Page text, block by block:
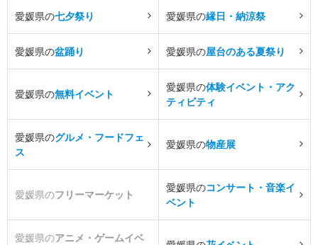
愛媛県の七夕祭り 愛媛県の縁日・納涼祭
愛媛県の盆踊り 愛媛県の屋台のある夏祭り
愛媛県の無料イベント
愛媛県の体験イベント・アク
ティビティ
愛媛県のグルメ・フードフェ
ス
愛媛県の物産展
愛媛県のフリーマーケット
愛媛県のコンサート・音楽イ
ベント
愛媛県のアニメ・ゲームイベ